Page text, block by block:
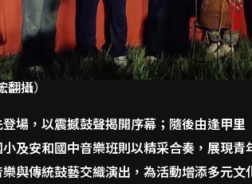
翻攝）
場，以震撼鼓聲揭開序幕；隨後由逢甲
及安和國中音樂班則以精采合奏，展現
與傳統鼓藝交織演出，為活動增添多元